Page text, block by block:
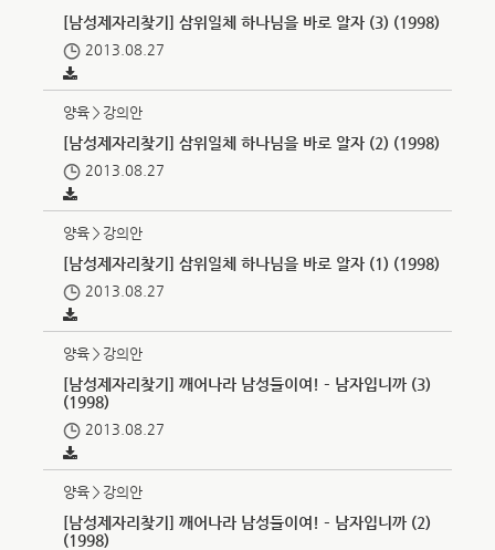
[남성제자리찾기] 삼위일체 하나님을 바로 알자 (3) (1998)
2013.08.27
양육＞강의안
[남성제자리찾기] 삼위일체 하나님을 바로 알자 (2) (1998)
2013.08.27
양육＞강의안
[남성제자리찾기] 삼위일체 하나님을 바로 알자 (1) (1998)
2013.08.27
양육＞강의안
[남성제자리찾기] 깨어나라 남성들이여! – 남자입니까 (3)
(1998)
2013.08.27
양육＞강의안
[남성제자리찾기] 깨어나라 남성들이여! – 남자입니까 (2)
(1998)